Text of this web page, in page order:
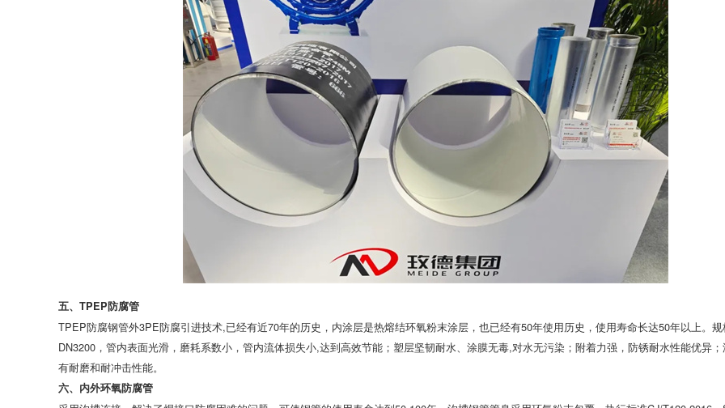
五、TPEP防腐管
TPEP防腐钢管外3PE防腐引进技术,已经有近70年的历史，内涂层是热熔结环氧粉末涂层，也已经有50年使用历史，使用寿命长达50年以上。规
DN3200，管内表面光滑，磨耗系数小，管内流体损失小,达到高效节能；塑层坚韧耐水、涂膜无毒,对水无污染；附着力强，防锈耐水性能优异
有耐磨和耐冲击性能。
六、内外环氧防腐管